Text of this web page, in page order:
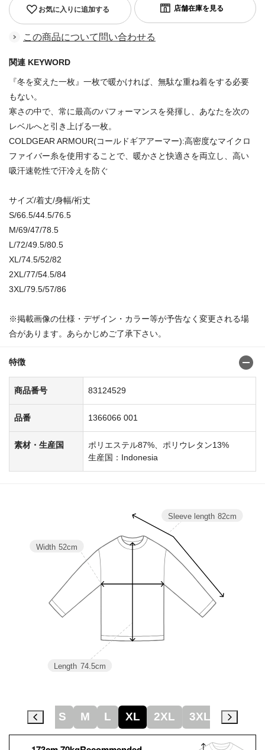
お気に入りに追加する
この商品について問い合わせる
関連 KEYWORD
『冬を変えた一枚』一枚で暖かければ、無駄な重ね着をする必要
もない。
寒さの中で、常に最高のパフォーマンスを発揮し、あなたを次の
レベルへと引き上げる一枚。
COLDGEAR ARMOUR(コールドギアアーマー):高密度なマイクロ
ファイバー糸を使用することで、暖かさと快適さを両立し、高い
吸汗速乾性で汗冷えを防ぐ
サイズ/着丈/身幅/裄丈
S/66.5/44.5/76.5
M/69/47/78.5
L/72/49.5/80.5
XL/74.5/52/82
2XL/77/54.5/84
3XL/79.5/57/86
※掲載画像の仕様・デザイン・カラー等が予告なく変更される場
合があります。あらかじめご了承下さい。
特徴
商品番号 83124529
品番 1366066 001
素材・生産国
ポリエステル87%、ポリウレタン13%
生産国：Indonesia
Sleeve length 82cm
Length 74.5cm
Width 52cm
S M L XL 2XL 3XL XXXL